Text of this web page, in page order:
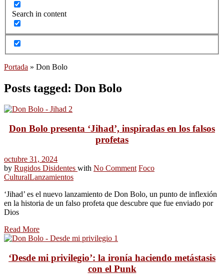
Search in content
Portada » Don Bolo
Posts tagged: Don Bolo
Don Bolo presenta ‘Jihad’, inspiradas en los falsos
profetas
octubre 31, 2024
by Rugidos Disidentes with No Comment Foco
CulturalLanzamientos
‘Jihad’ es el nuevo lanzamiento de Don Bolo, un punto de inflexión
en la historia de un falso profeta que descubre que fue enviado por
Dios
Read More
‘Desde mi privilegio’: la ironía haciendo metástasis
con el Punk